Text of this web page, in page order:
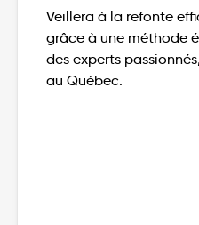
Veillera à la refonte
grâce à une méthode
des experts
au Québec.